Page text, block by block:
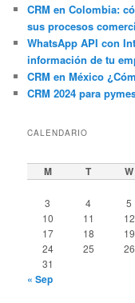
CRM en Colombia:
sus procesos
WhatsApp API con
información de tu
CRM en México
CRM 2024 para
CALENDARIO
M T W
3
4 5
10
11 12
17
18 19
24
25 26
31
« Sep